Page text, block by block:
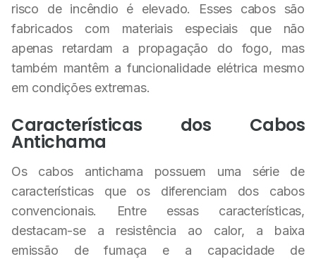
risco de incêndio é elevado. Esses cabos são
fabricados com materiais especiais que não
apenas retardam a propagação do fogo, mas
também mantêm a funcionalidade elétrica mesmo
em condições extremas.
Características dos Cabos
Antichama
Os cabos antichama possuem uma série de
características que os diferenciam dos cabos
convencionais. Entre essas características,
destacam-se a resistência ao calor, a baixa
emissão de fumaça e a capacidade de